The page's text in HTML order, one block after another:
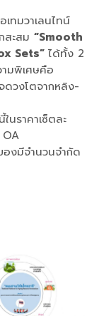
ทมวาเลนไทน์
สะสม “Smooth
Sets” ได้ทั้ง 2
มพิเศษคือ
ดวงโตจากหลิง-
นราคาเซ็ตละ
งมีจำนวนจำกัด